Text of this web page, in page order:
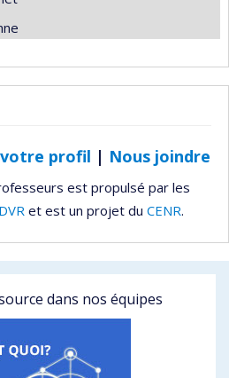
profil | Nous joindre
est propulsé par les
et est un projet du CENR.
dans nos équipes